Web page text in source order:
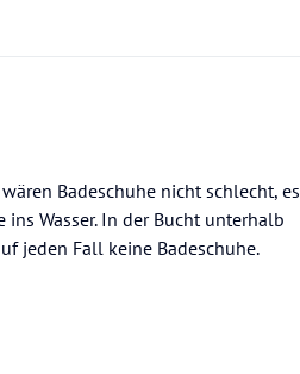
Badeschuhe nicht schlecht, es
Wasser. In der Bucht unterhalb
jeden Fall keine Badeschuhe.